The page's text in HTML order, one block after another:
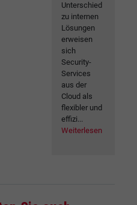
Unterschied
zu internen
Lösungen
erweisen
sich
Security-
Services
aus der
Cloud als
flexibler und
effizi...
Weiterlesen